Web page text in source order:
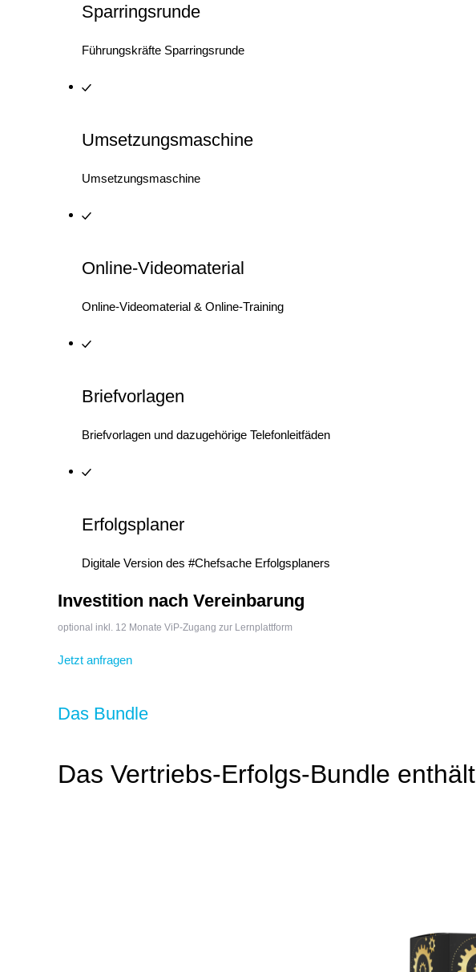
Sparringsrunde
Führungskräfte Sparringsrunde
Umsetzungsmaschine
Umsetzungsmaschine
Online-Videomaterial
Online-Videomaterial & Online-Training
Briefvorlagen
Briefvorlagen und dazugehörige Telefonleitfäden
Erfolgsplaner
Digitale Version des #Chefsache Erfolgsplaners
Investition nach Vereinbarung
optional inkl. 12 Monate ViP-Zugang zur Lernplattform
Jetzt anfragen
Das Bundle
Das Vertriebs-Erfolgs-Bundle enthält